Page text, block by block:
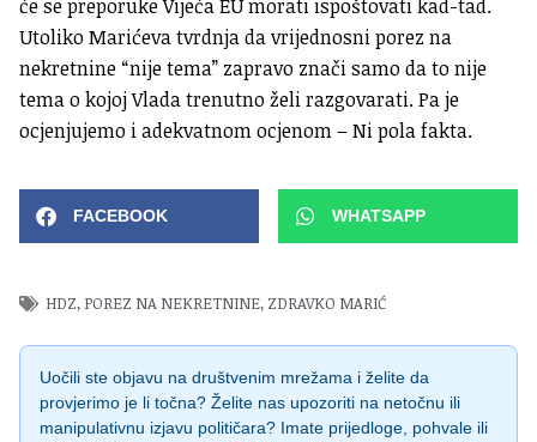
će se preporuke Vijeća EU morati ispoštovati kad-tad.
Utoliko Marićeva tvrdnja da vrijednosni porez na
nekretnine “nije tema” zapravo znači samo da to nije
tema o kojoj Vlada trenutno želi razgovarati. Pa je
ocjenjujemo i adekvatnom ocjenom – Ni pola fakta.
FACEBOOK WHATSAPP
HDZ, POREZ NA NEKRETNINE, ZDRAVKO MARIĆ
Uočili ste objavu na društvenim mrežama i želite da
provjerimo je li točna? Želite nas upozoriti na netočnu ili
manipulativnu izjavu političara? Imate prijedloge, pohvale ili